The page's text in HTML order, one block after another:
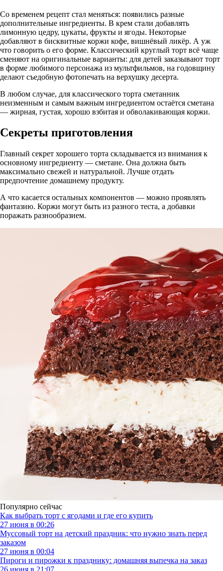
Со временем рецепт стал меняться: появились разные
дополнительные ингредиенты. В крем стали добавлять
лимонную цедру, цукаты, фрукты и ягоды. Некоторые
добавляют в бисквитные коржи кофе, вишнёвый ликёр. А уж
что говорить о его форме. Классический круглый торт всё чаще
сменяют на оригинальные варианты: для детей заказывают торт
в форме любимого персонажа из мультфильмов, на годовщину
делают съедобную фотопечать на верхушку десерта.
В любом случае, для классического торта сметанник
неизменным и самым важным ингредиентом остаётся сметана
— жирная, густая, хорошо взбитая и обволакивающая коржи.
Секреты приготовления
Главный секрет хорошего торта складывается из внимания к
основному ингредиенту — сметане. Она должна быть
максимально свежей и натуральной. Лучше отдать
предпочтение домашнему продукту.
А что касается остальных компонентов — можно проявлять
фантазию. Коржи могут быть из разного теста, а добавки
поражать разнообразием.
Популярно сейчас
Как выбрать торт с ягодами и где его купить
27 июня в 00:26
Муссовый торт на детский праздник: что нужно знать перед
заказом
27 июня в 00:04
Пироги и пирожки к празднику: домашняя выпечка на заказ